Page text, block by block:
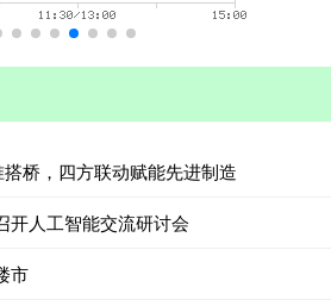
桥，四方联动赋能先进制造
开人工智能交流研讨会
市